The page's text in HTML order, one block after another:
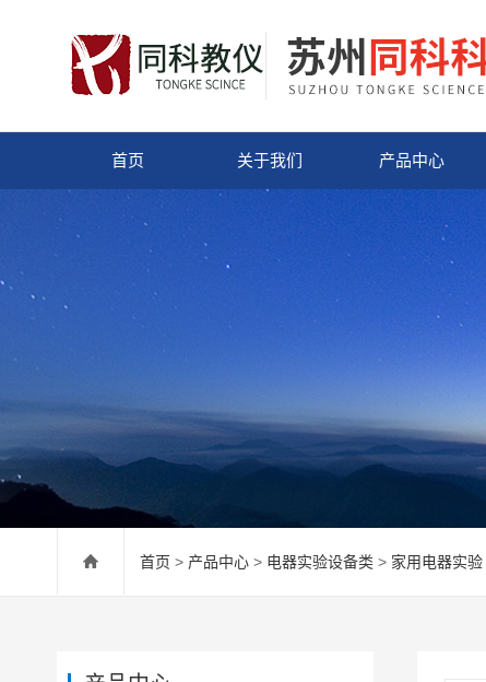
首页 关于我们 产品中心
首页 > 产品中心 > 电器实验设备类 > 家用电器实验